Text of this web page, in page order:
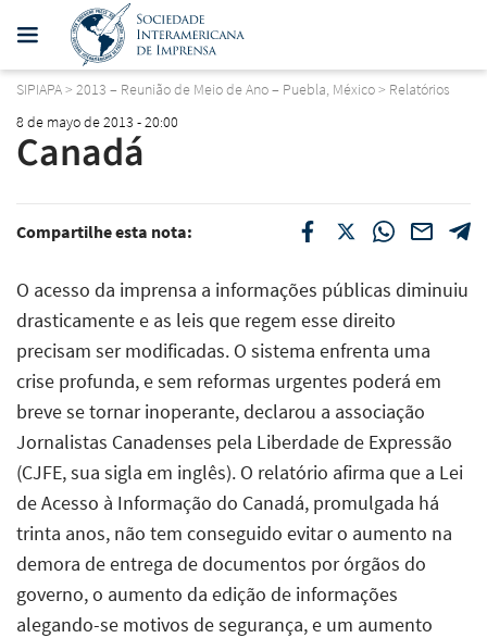
SIPIAPA> 2013 – Reunião de Meio de Ano – Puebla, México> Relatórios
8 de mayo de 2013 - 20:00
Canadá
Compartilhe esta nota:
O acesso da imprensa a informações públicas diminuiu
drasticamente e as leis que regem esse direito
precisam ser modificadas. O sistema enfrenta uma
crise profunda, e sem reformas urgentes poderá em
breve se tornar inoperante, declarou a associação
Jornalistas Canadenses pela Liberdade de Expressão
(CJFE, sua sigla em inglês). O relatório afirma que a Lei
de Acesso à Informação do Canadá, promulgada há
trinta anos, não tem conseguido evitar o aumento na
demora de entrega de documentos por órgãos do
governo, o aumento da edição de informações
alegando-se motivos de segurança, e um aumento